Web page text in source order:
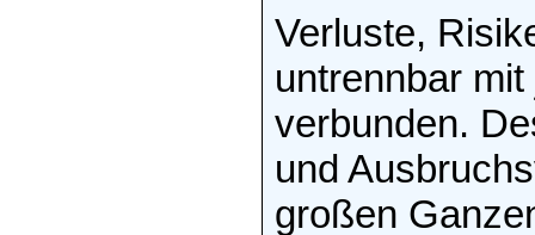
Verluste,
untrennbar
verbunden.
und
großen